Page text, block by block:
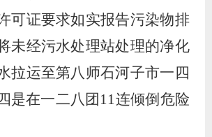
可证要求如实报告污染物排
未经污水处理站处理的净化
拉运至第八师石河子市一四
是在一二八团 11连倾倒危险